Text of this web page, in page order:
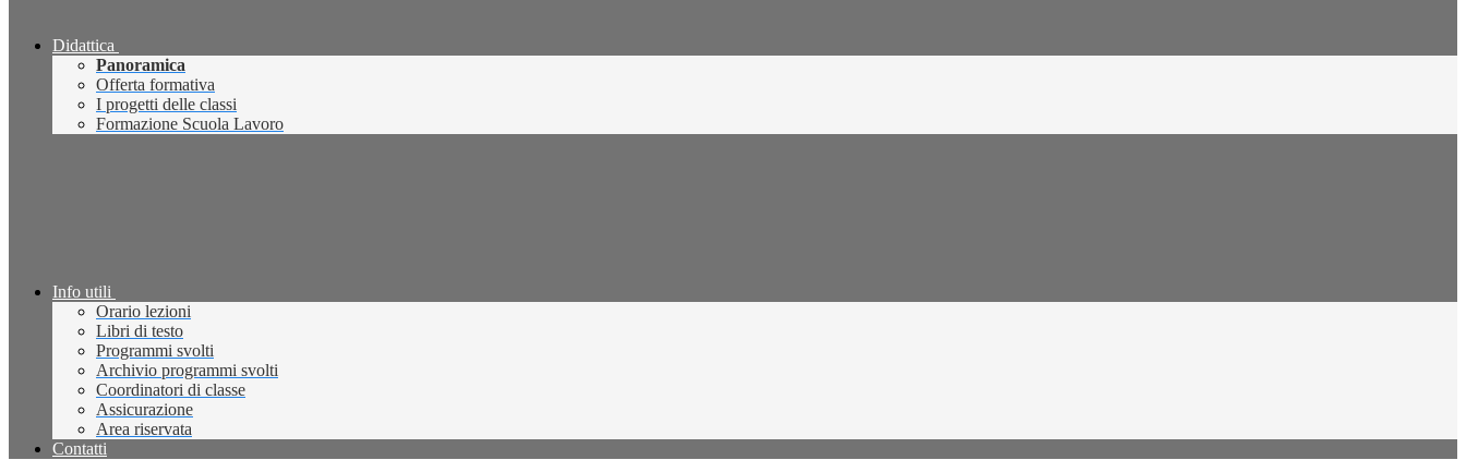
Didattica
Panoramica
Offerta formativa
I progetti delle classi
Formazione Scuola Lavoro
Info utili
Orario lezioni
Libri di testo
Programmi svolti
Archivio programmi svolti
Coordinatori di classe
Assicurazione
Area riservata
Contatti